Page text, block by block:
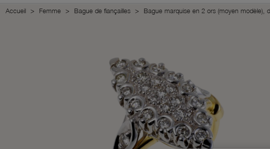
Accueil Femme Bague de fiançailles Bague marquise en 2 ors (moyen modèle),